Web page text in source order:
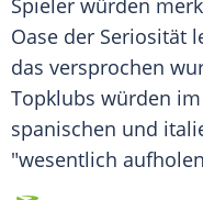
Spieler würden
Oase der Seriosität
das versprochen
Topklubs würden
spanischen und
"wesentlich